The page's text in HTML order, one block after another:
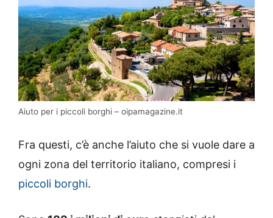
Aiuto per i piccoli borghi – oipamagazine.it
Fra questi, c’è anche l’aiuto che si vuole dare a
ogni zona del territorio italiano, compresi i
piccoli borghi.